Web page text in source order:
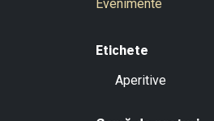
Evenimente
Etichete
Aperitive